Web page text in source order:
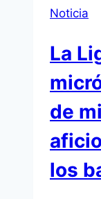
Noticia
La
de
los